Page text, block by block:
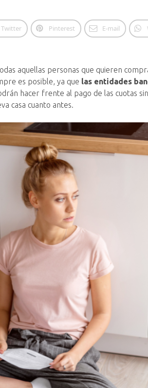
Twitter Pinterest E-mail
aquellas personas que quieren
es posible, ya que las entidades
hacer frente al pago de las cuotas
casa cuanto antes.